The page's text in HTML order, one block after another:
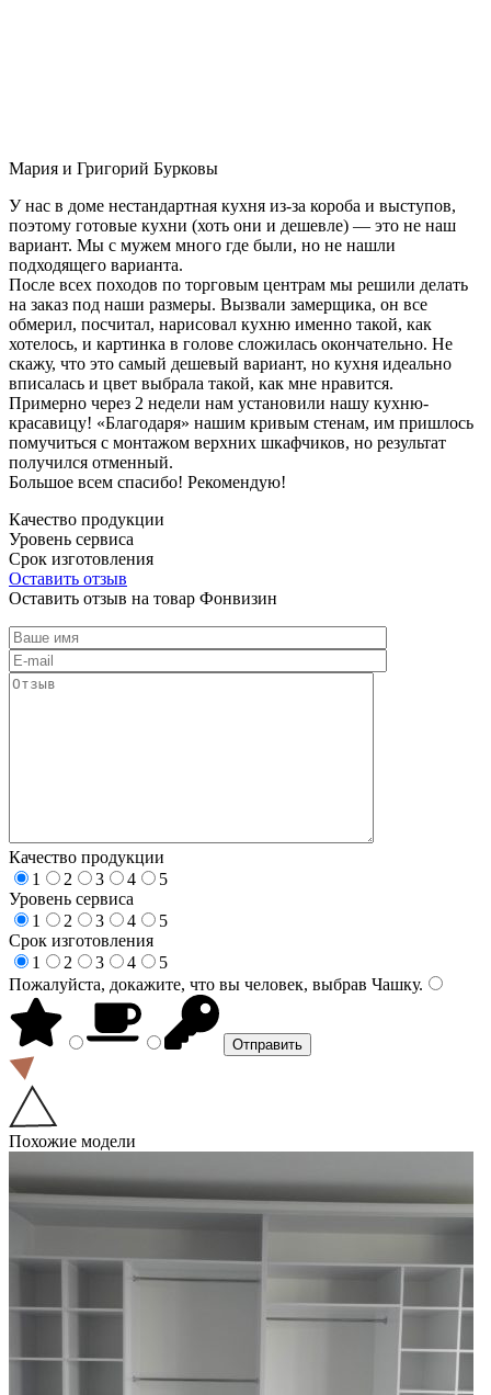
Мария и Григорий Бурковы
У нас в доме нестандартная кухня из-за короба и выступов,
поэтому готовые кухни (хоть они и дешевле) — это не наш
вариант. Мы с мужем много где были, но не нашли
подходящего варианта.
После всех походов по торговым центрам мы решили делать
на заказ под наши размеры. Вызвали замерщика, он все
обмерил, посчитал, нарисовал кухню именно такой, как
хотелось, и картинка в голове сложилась окончательно. Не
скажу, что это самый дешевый вариант, но кухня идеально
вписалась и цвет выбрала такой, как мне нравится.
Примерно через 2 недели нам установили нашу кухню-
красавицу! «Благодаря» нашим кривым стенам, им пришлось
помучиться с монтажом верхних шкафчиков, но результат
получился отменный.
Большое всем спасибо! Рекомендую!
Качество продукции
Уровень сервиса
Срок изготовления
Оставить отзыв
Оставить отзыв на товар Фонвизин
Качество продукции
1
2 3 4
5
Уровень сервиса
1
2 3 4
5
Срок изготовления
1
2 3 4
5
Пожалуйста, докажите, что вы человек, выбрав Чашку.
Похожие модели